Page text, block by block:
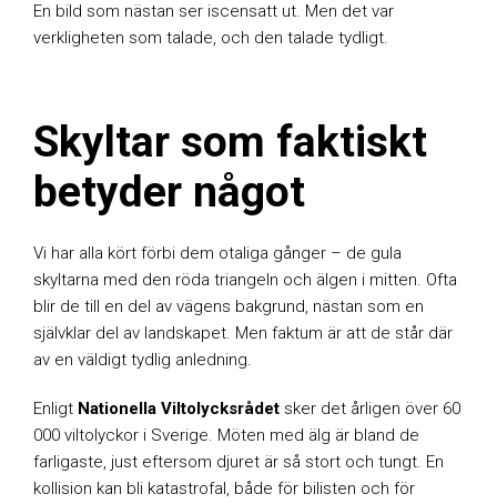
En bild som nästan ser iscensatt ut. Men det var
verkligheten som talade, och den talade tydligt.
Skyltar som faktiskt
betyder något
Vi har alla kört förbi dem otaliga gånger – de gula
skyltarna med den röda triangeln och älgen i mitten. Ofta
blir de till en del av vägens bakgrund, nästan som en
självklar del av landskapet. Men faktum är att de står där
av en väldigt tydlig anledning.
Enligt Nationella Viltolycksrådet sker det årligen över 60
000 viltolyckor i Sverige. Möten med älg är bland de
farligaste, just eftersom djuret är så stort och tungt. En
kollision kan bli katastrofal, både för bilisten och för